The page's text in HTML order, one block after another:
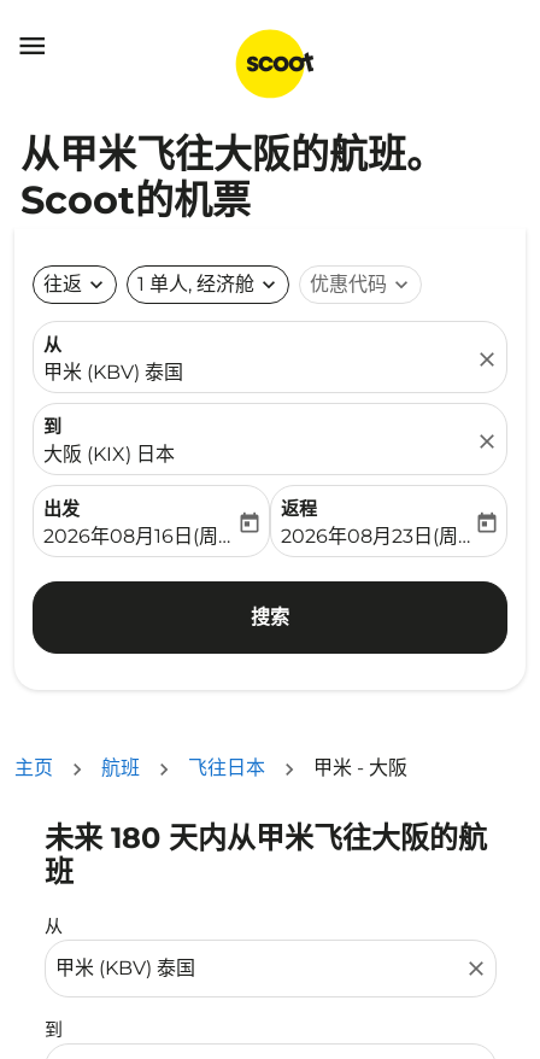

从甲米飞往大阪的航班。
Scoot的机票
往返 expand_more 1 单人, 经济舱 expand_more 优惠代码 expand_more
从
甲米 (KBV) 泰国
close
到
大阪 (KIX) 日本
close
出发
fc-booking-departure-date-aria-label
2026年08月16日(周日)
today
返程
fc-booking-return-date-
2026年08月23日(周日)
today
搜索
主页 航班 飞往日本 甲米 - 大阪
未来 180 天内从甲米飞往大阪的航
班
从
close
到
没有符合您的筛选条件的机票。请调整您的筛选条件。